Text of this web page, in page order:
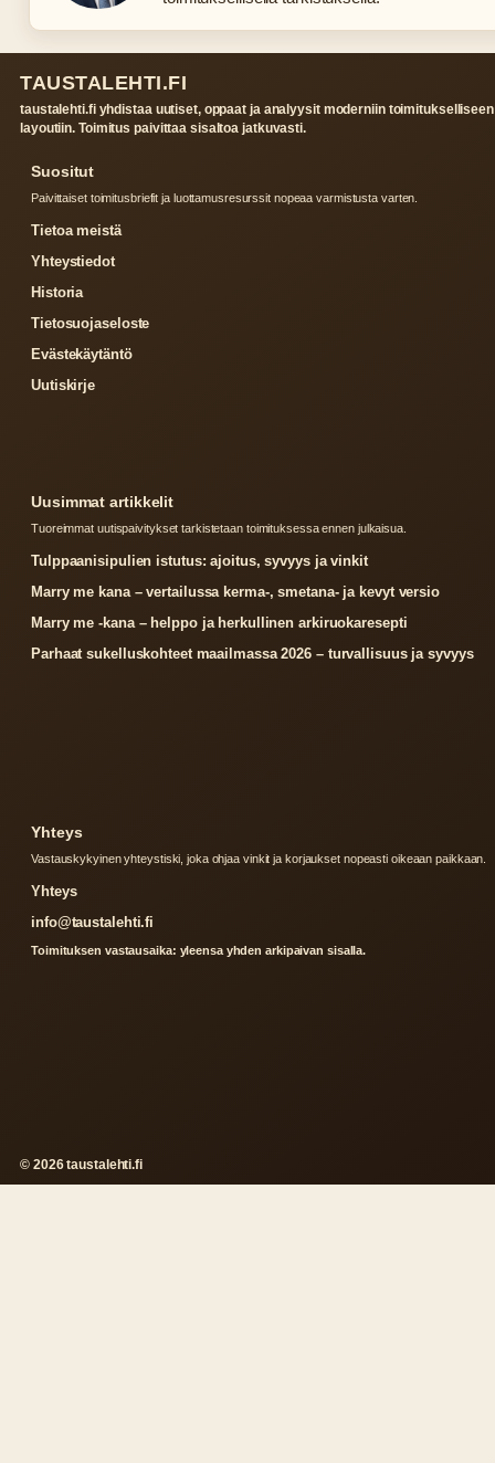
TAUSTALEHTI.FI
taustalehti.fi yhdistaa uutiset, oppaat ja analyysit moderniin toimitukselliseen
layoutiin. Toimitus paivittaa sisaltoa jatkuvasti.
Suositut
Paivittaiset toimitusbriefit ja luottamusresurssit nopeaa varmistusta varten.
Tietoa meistä
Yhteystiedot
Historia
Tietosuojaseloste
Evästekäytäntö
Uutiskirje
Uusimmat artikkelit
Tuoreimmat uutispaivitykset tarkistetaan toimituksessa ennen julkaisua.
Tulppaanisipulien istutus: ajoitus, syvyys ja vinkit
Marry me kana – vertailussa kerma-, smetana- ja kevyt versio
Marry me -kana – helppo ja herkullinen arkiruokaresepti
Parhaat sukelluskohteet maailmassa 2026 – turvallisuus ja syvyys
Yhteys
Vastauskykyinen yhteystiski, joka ohjaa vinkit ja korjaukset nopeasti oikeaan paikkaan.
Yhteys
info@taustalehti.fi
Toimituksen vastausaika: yleensa yhden arkipaivan sisalla.
© 2026 taustalehti.fi